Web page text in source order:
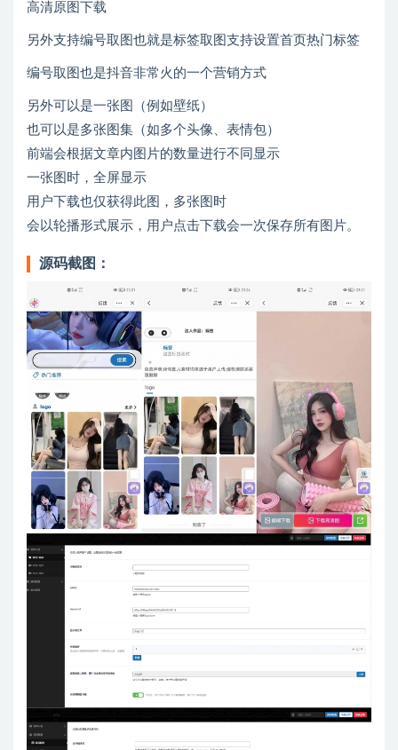
高清原图下载
另外支持编号取图也就是标签取图支持设置首页热门标签
编号取图也是抖音非常火的一个营销方式
另外可以是一张图（例如壁纸）
也可以是多张图集（如多个头像、表情包）
前端会根据文章内图片的数量进行不同显示
一张图时，全屏显示
用户下载也仅获得此图，多张图时
会以轮播形式展示，用户点击下载会一次保存所有图片。
源码截图：